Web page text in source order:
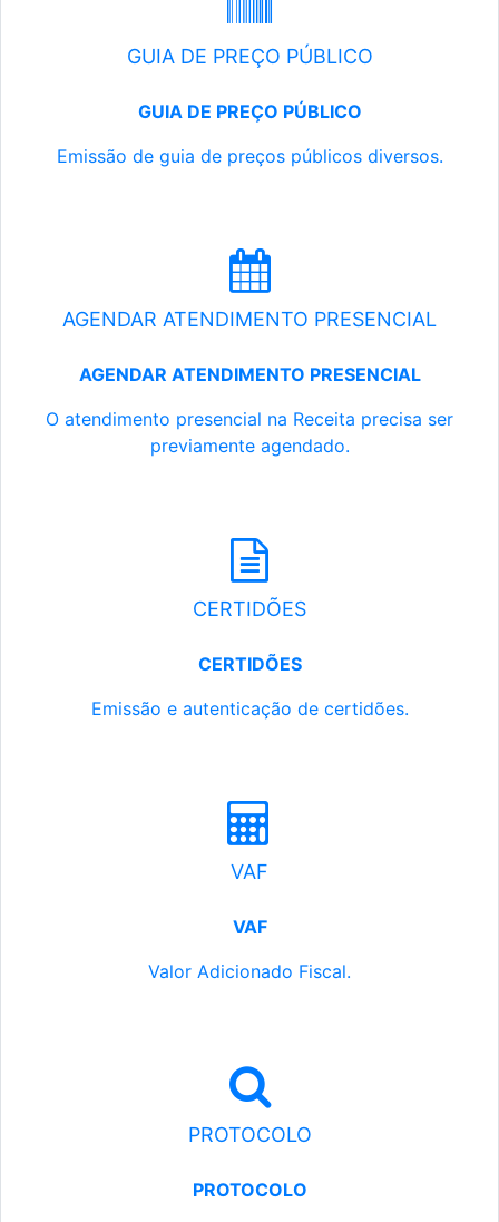
GUIA DE PREÇO PÚBLICO
GUIA DE PREÇO PÚBLICO
Emissão de guia de preços públicos diversos.
AGENDAR ATENDIMENTO PRESENCIAL
AGENDAR ATENDIMENTO PRESENCIAL
O atendimento presencial na Receita precisa ser
previamente agendado.
CERTIDÕES
CERTIDÕES
Emissão e autenticação de certidões.
VAF
VAF
Valor Adicionado Fiscal.
PROTOCOLO
PROTOCOLO